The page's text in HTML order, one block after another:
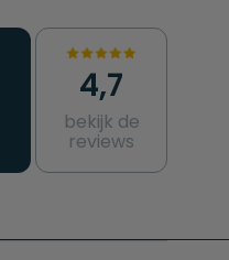
4,7
bekijk de
reviews